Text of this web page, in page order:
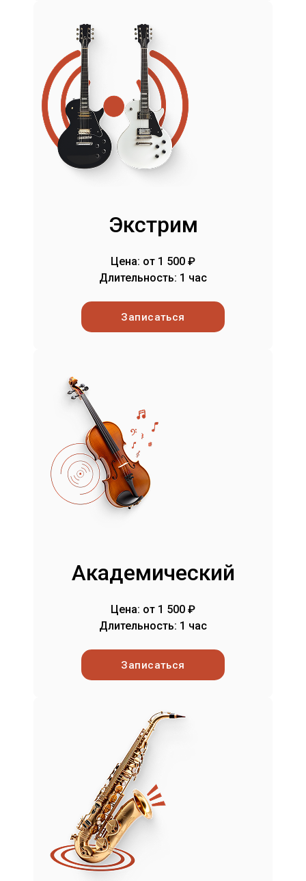
Экстрим
Цена: от 1 500 ₽
Длительность: 1 час
Записаться
Академический
Цена: от 1 500 ₽
Длительность: 1 час
Записаться